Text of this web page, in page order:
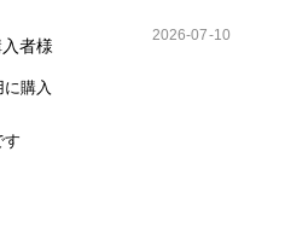
者様
2026-07-10
購入
す